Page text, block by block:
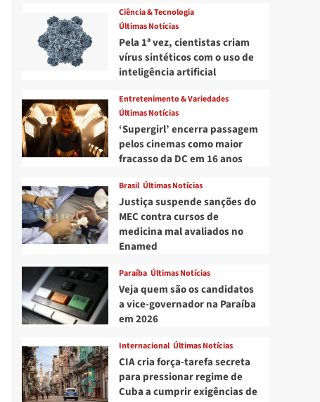
Ciência & Tecnologia
Últimas Notícias
Pela 1ª vez, cientistas criam
vírus sintéticos com o uso de
inteligência artificial
Entretenimento & Variedades
Últimas Notícias
‘Supergirl’ encerra passagem
pelos cinemas como maior
fracasso da DC em 16 anos
Brasil Últimas Notícias
Justiça suspende sanções do
MEC contra cursos de
medicina mal avaliados no
Enamed
Paraíba Últimas Notícias
Veja quem são os candidatos
a vice-governador na Paraíba
em 2026
Internacional Últimas Notícias
CIA cria força-tarefa secreta
para pressionar regime de
Cuba a cumprir exigências de